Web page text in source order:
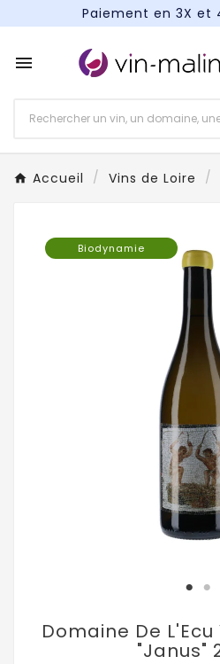
Paiement en 3X et
Paiement en 3X et

Accueil Vins de Loire
Biodynamie
Domaine De
"Janus"